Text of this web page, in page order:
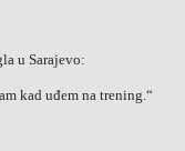
u Sarajevo:
kad uđem na trening.“